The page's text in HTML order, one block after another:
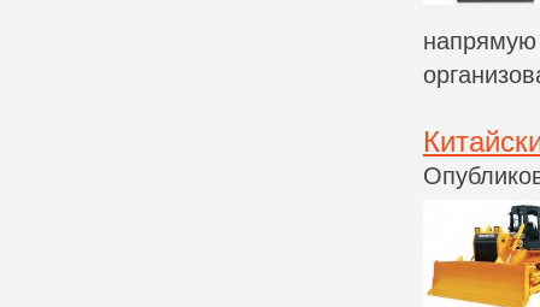
напрямую